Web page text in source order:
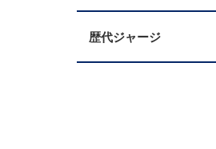
歴代ジャージ